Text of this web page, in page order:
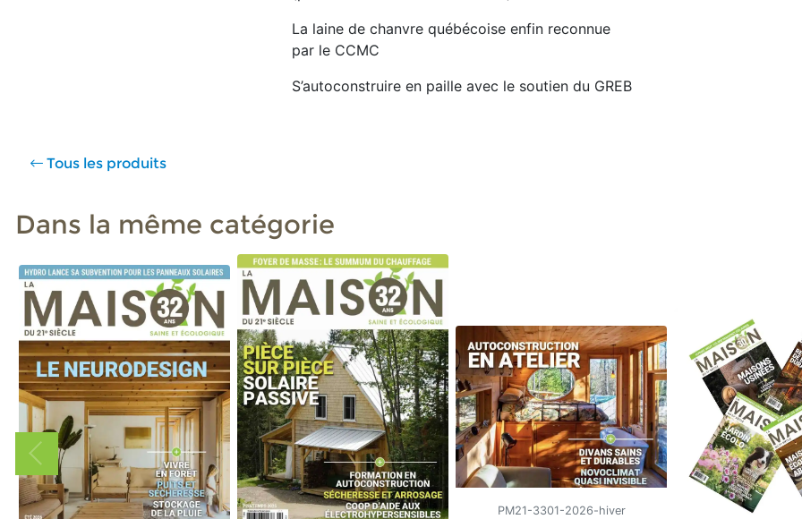
La laine de chanvre québécoise enfin reconnue
par le CCMC
S’autoconstruire en paille avec le soutien du GREB
Tous les produits
Dans la même catégorie
PM21-3301-2026-hiver